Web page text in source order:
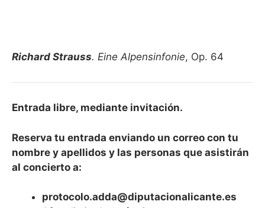
Richard Strauss. Eine Alpensinfonie, Op. 64
Entrada libre, mediante invitación.
Reserva tu entrada enviando un correo con tu
nombre y apellidos y las personas que asistirán
al concierto a:
protocolo.adda@diputacionalicante.es